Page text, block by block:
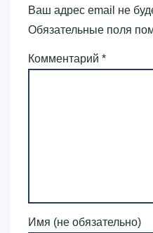
Ваш адрес email не
Обязательные поля
Комментарий *
Имя (не обязательно)